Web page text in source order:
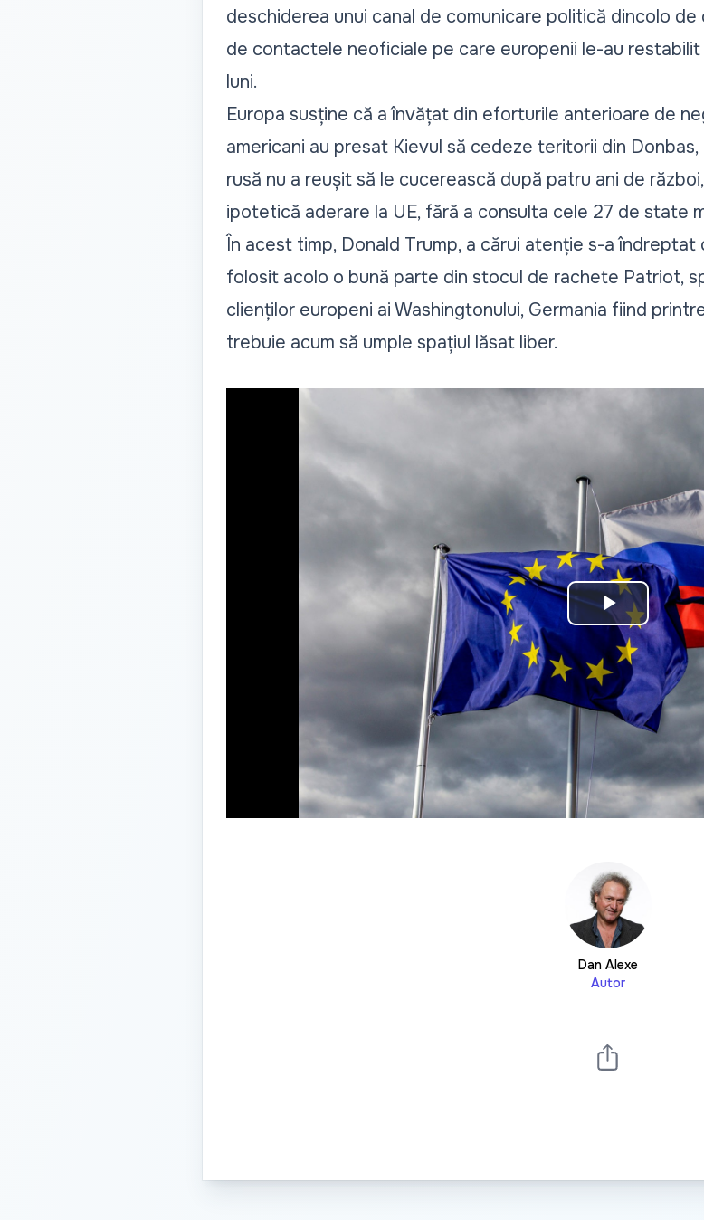
deschiderea unui canal de comunicare politică dincolo
de contactele neoficiale pe care europenii le-au
luni.
Europa susține că a învățat din eforturile anterioare de
americani au presat Kievul să cedeze teritorii din
rusă nu a reușit să le cucerească după patru ani de
ipotetică aderare la UE, fără a consulta cele 27 de state
În acest timp, Donald Trump, a cărui atenție s-a
folosit acolo o bună parte din stocul de rachete Patriot,
clienților europeni ai Washingtonului, Germania fiind
trebuie acum să umple spațiul lăsat liber.
Play
Video
Dan Alexe
Autor